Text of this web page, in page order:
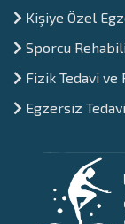
Kişiye Özel
Sporcu
Fizik Tedavi ve
⁠Egzersiz